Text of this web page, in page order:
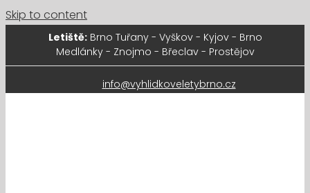
Skip to content
Letiště:Brno Tuřany - Vyškov - Kyjov - Brno
Medlánky - Znojmo - Břeclav - Prostějov
info@vyhlidkoveletybrno.cz